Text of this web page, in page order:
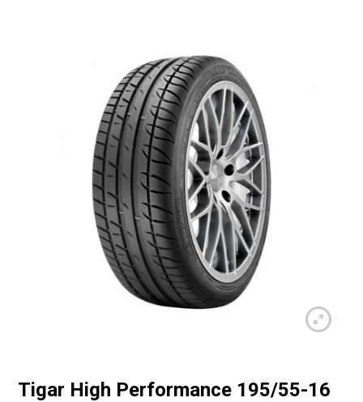
Tigar High Performance 195/55-16